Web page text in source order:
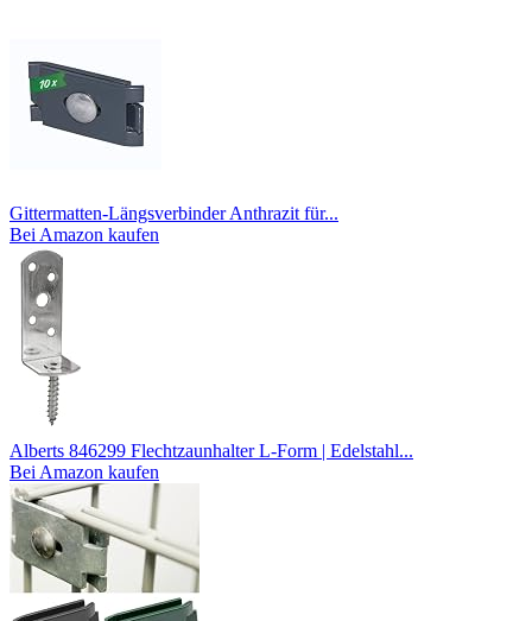
Gittermatten-Längsverbinder Anthrazit für...
Bei Amazon kaufen
Alberts 846299 Flechtzaunhalter L-Form | Edelstahl...
Bei Amazon kaufen